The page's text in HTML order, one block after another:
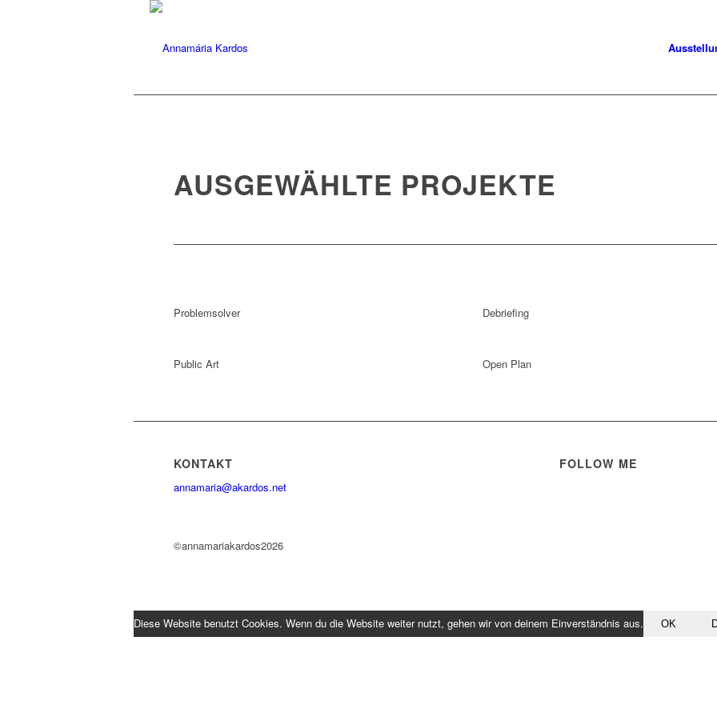
AUSGEWÄHLTE PROJEKTE
Problemsolver Debriefing
Public Art Open Plan
KONTAKT
annamaria@akardos.net
©annamariakardos2026
FOLLOW ME
Diese Website benutzt Cookies. Wenn du die Website weiter nutzt, gehen wir von deinem Einverständnis aus. OK